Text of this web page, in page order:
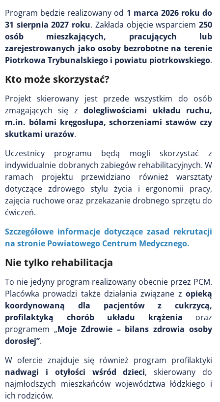
Program będzie realizowany od 1 marca 2026 roku do
31 sierpnia 2027 roku. Zakłada objęcie wsparciem250
osób mieszkających, pracujących lub
zarejestrowanych jako osoby bezrobotne na terenie
Piotrkowa Trybunalskiego i powiatu piotrkowskiego.
Kto może skorzystać?
Projekt skierowany jest przede wszystkim do osób
zmagających się zdolegliwościami układu ruchu,
m.in. bólami kręgosłupa, schorzeniami stawów czy
skutkami urazów.
Uczestnicy programu będą mogli skorzystać z
indywidualnie dobranych zabiegów rehabilitacyjnych. W
ramach projektu przewidziano również warsztaty
dotyczące zdrowego stylu życia i ergonomii pracy,
zajęcia ruchowe oraz przekazanie drobnego sprzętu do
ćwiczeń.
Szczegółowe informacje dotyczące zasad rekrutacji
na stronie Powiatowego Centrum Medycznego.
Nie tylko rehabilitacja
To nie jedyny program realizowany obecnie przez PCM.
Placówka prowadzi także działania związane z opieką
koordynowaną dla pacjentów z cukrzycą,
profilaktyką chorób układu krążenia oraz
programem „Moje Zdrowie – bilans zdrowia osoby
dorosłej”.
W ofercie znajduje się również program profilaktyki
nadwagi i otyłości wśród dzieci, skierowany do
najmłodszych mieszkańców województwa łódzkiego i
ich rodziców.